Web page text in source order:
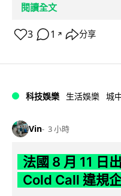
閱讀全文
3 1 ↗ 分享
科技娛樂 生活娛樂 城
Vin 3 小時
法國 8 月 11 日
Cold Call 違規